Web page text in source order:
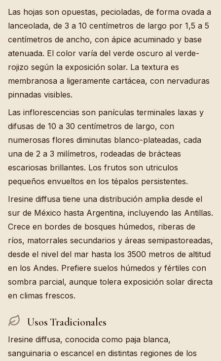
Las hojas son opuestas, pecioladas, de forma ovada a
lanceolada, de 3 a 10 centímetros de largo por 1,5 a 5
centímetros de ancho, con ápice acuminado y base
atenuada. El color varía del verde oscuro al verde-
rojizo según la exposición solar. La textura es
membranosa a ligeramente cartácea, con nervaduras
pinnadas visibles.
Las inflorescencias son panículas terminales laxas y
difusas de 10 a 30 centímetros de largo, con
numerosas flores diminutas blanco-plateadas, cada
una de 2 a 3 milímetros, rodeadas de brácteas
escariosas brillantes. Los frutos son utriculos
pequeños envueltos en los tépalos persistentes.
Iresine diffusa tiene una distribución amplia desde el
sur de México hasta Argentina, incluyendo las Antillas.
Crece en bordes de bosques húmedos, riberas de
ríos, matorrales secundarios y áreas semipastoreadas,
desde el nivel del mar hasta los 3500 metros de altitud
en los Andes. Prefiere suelos húmedos y fértiles con
sombra parcial, aunque tolera exposición solar directa
en climas frescos.
Usos Tradicionales
Iresine diffusa, conocida como paja blanca,
sanguinaria o escancel en distintas regiones de los